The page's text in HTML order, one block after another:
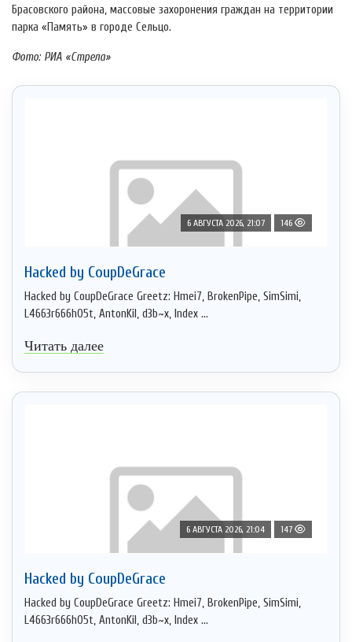
Брасовского района, массовые захоронения граждан на территории
парка «Память» в городе Сельцо.
Фото: РИА «Стрела»
6 АВГУСТА 2026, 21:07 146
Hacked by CoupDeGrace
Hacked by CoupDeGrace Greetz: Hmei7, BrokenPipe, SimSimi,
L4663r666h05t, AntonKil, d3b~x, Index ...
Читать далее
6 АВГУСТА 2026, 21:04 147
Hacked by CoupDeGrace
Hacked by CoupDeGrace Greetz: Hmei7, BrokenPipe, SimSimi,
L4663r666h05t, AntonKil, d3b~x, Index ...